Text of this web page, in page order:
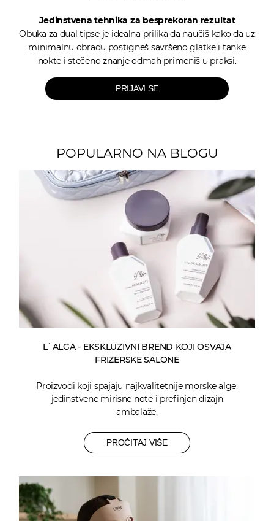
Jedinstvena tehnika za besprekoran rezultat
Obuka za dual tipse je idealna prilika da naučiš kako da uz
minimalnu obradu postigneš savršeno glatke i tanke
nokte i stečeno znanje odmah primeniš u praksi.
PRIJAVI SE
POPULARNO NA BLOGU
L`ALGA - EKSKLUZIVNI BREND KOJI OSVAJA
FRIZERSKE SALONE
Proizvodi koji spajaju najkvalitetnije morske alge,
jedinstvene mirisne note i prefinjen dizajn
ambalaže.
PROČITAJ VIŠE